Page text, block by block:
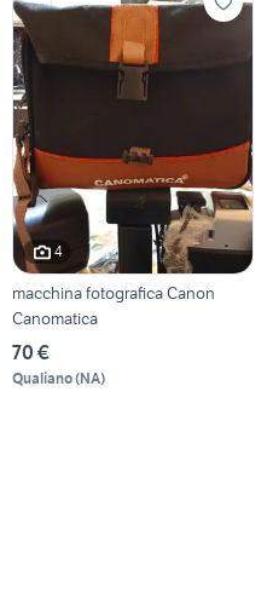
4
macchina fotografica Canon
Canomatica
70 €
Qualiano(NA)